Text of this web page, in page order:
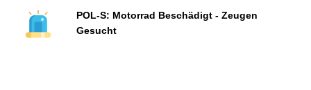
POL-S: Motorrad Beschädigt - Zeugen
Gesucht